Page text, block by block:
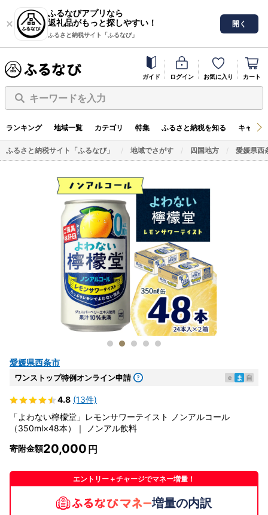
ふるなびアプリなら
返礼品がもっと探しやすい！
ふるさと納税サイト「ふるなび」
開く
ガイド ログイン お気に入り カート
キーワードを入力
ランキング 地域一覧 カテゴリ 特集 ふるさと納税を知る キャン
ふるさと納税サイト「ふるなび」 地域でさがす 四国地方 愛媛県西
愛媛県西条市
ワンストップ特例オンライン申請 e ま 自
4.8 (13件)
「よわない檸檬堂」レモンサワーテイスト ノンアルコール
（350ml×48本）｜ ノンアル飲料
寄附金額20,000
エントリー＋チャージでマネー増量！
増量の内訳